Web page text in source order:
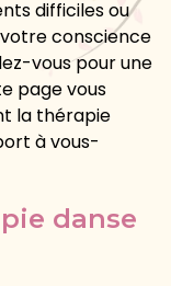
difficiles ou
conscience
vous pour une
page vous
la thérapie
à vous-
danse